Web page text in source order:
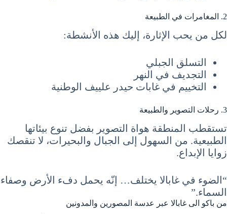
2. المغامرات في الطبيعة
لكل من يحب الإثارة، إليك هذه الأنشطة:
التسلق الجبلي
التجديف في النهر
التخييم في غابات حيدر علييف الوطنية
3. رحلات التصوير والطبيعة
تستقطب المنطقة هواة التصوير بفضل تنوع بيئاتها
الطبيعية. من السهول إلى الجبال والبحيرات، لا تنقصك
زوايا الإبداع.
“الضوء في غابالا يختلف… إنّه يحمل دفء الأرض وصفاء
السماء.”
من باكو الى غابالا عبر عدسة المصورين والمدونين